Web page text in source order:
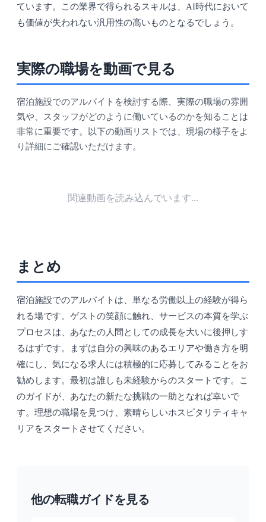
ています。この業界で得られるスキルは、AI時代において
も価値が失われない汎用性の高いものとなるでしょう。
実際の職場を動画で見る
宿泊施設でのアルバイトを検討する際、実際の職場の雰囲
気や、スタッフがどのように働いているのかを知ることは
非常に重要です。以下の動画リストでは、現場の様子をよ
り詳細にご確認いただけます。
関連動画を読み込んでいます...
まとめ
宿泊施設でのアルバイトは、単なる労働以上の経験が得ら
れる場です。ゲストの笑顔に触れ、サービスの本質を学ぶ
プロセスは、あなたの人間としての成長を大いに後押しす
るはずです。まずは自分の興味のあるエリアや働き方を明
確にし、気になる求人には積極的に応募してみることをお
勧めします。最初は誰しも未経験からのスタートです。こ
のガイドが、あなたの新たな挑戦の一助となれば幸いで
す。理想の職場を見つけ、素晴らしいホスピタリティキャ
リアをスタートさせてください。
他の転職ガイドを見る